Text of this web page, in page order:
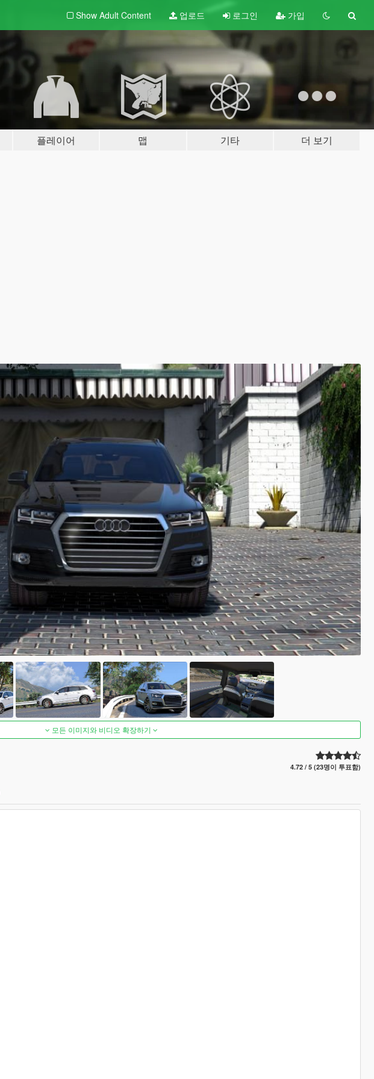
Show Adult Content 업로드 로그인 가입
플레이어 맵 기타 더 보기
모든 이미지와 비디오 확장하기
4.72 / 5 (23명이 투표함)